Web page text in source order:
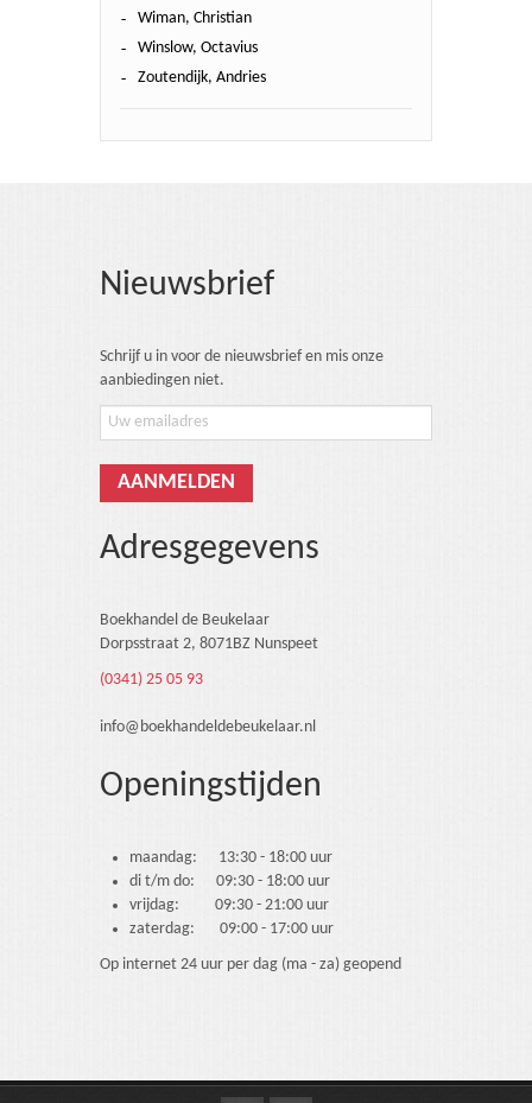
Wiman, Christian
Winslow, Octavius
Zoutendijk, Andries
Nieuwsbrief
Schrijf u in voor de nieuwsbrief en mis onze
aanbiedingen niet.
Adresgegevens
Boekhandel de Beukelaar
Dorpsstraat 2, 8071BZ Nunspeet
(0341) 25 05 93
info@boekhandeldebeukelaar.nl
Openingstijden
maandag: 13:30 - 18:00 uur
di t/m do: 09:30 - 18:00 uur
vrijdag: 09:30 - 21:00 uur
zaterdag: 09:00 - 17:00 uur
Op internet 24 uur per dag (ma - za) geopend